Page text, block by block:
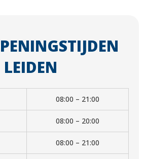
LEIDEN
08:00 – 21:00
08:00 – 20:00
08:00 – 21:00